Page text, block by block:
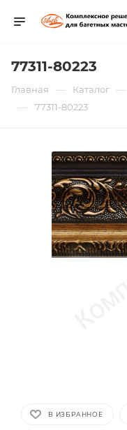
77311-80223
Главная — Каталог —
— 77311-80223
В ИЗБРАННОЕ